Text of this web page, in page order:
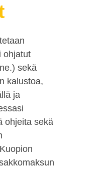
ohjatut
sekä
kalustoa,
ja
ohjeita sekä